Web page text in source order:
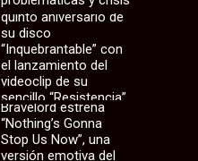
de la sociedad actual
quinto aniversario de
su disco
“Inquebrantable” con
el lanzamiento del
videoclip de su
sencillo “Resistencia”
Bravelord estrena
“Nothing’s Gonna
Stop Us Now”, una
versión emotiva del